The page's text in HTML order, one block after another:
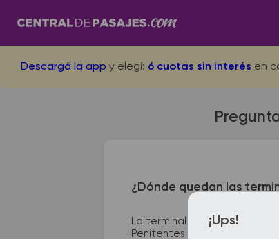
Descargá la app y elegí: 6 cuotas sin interés en
¡Ups!
¿Dónde quedan las
La terminal de ómnibus de
Penitentes se encuentra en